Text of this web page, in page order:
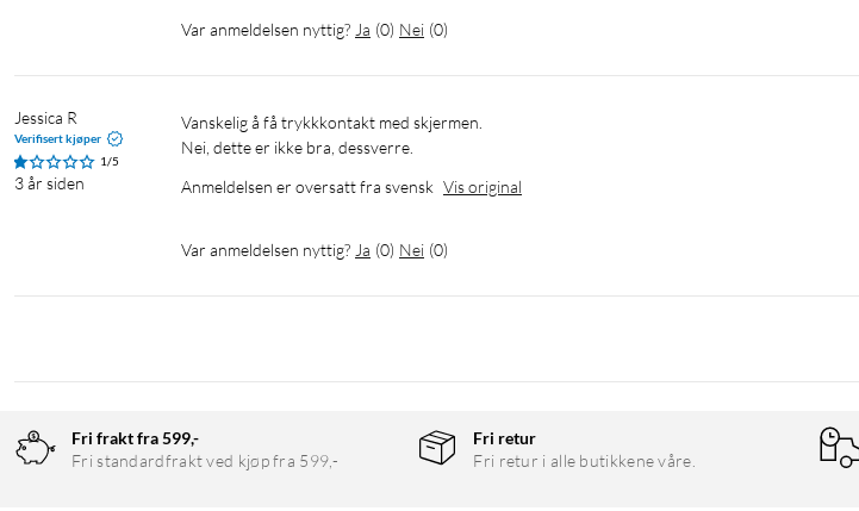
Var anmeldelsen nyttig? Ja (0) Nei (0)
Jessica R
Verifisert kjøper
1/5
3 år siden
Vanskelig å få trykkkontakt med skjermen.
Nei, dette er ikke bra, dessverre.
Anmeldelsen er oversatt fra svensk Vis original
Var anmeldelsen nyttig? Ja (0) Nei (0)
Fri frakt fra 599,-
Fri standardfrakt ved kjøp fra 599,-
Fri retur
Fri retur i alle butikkene våre.